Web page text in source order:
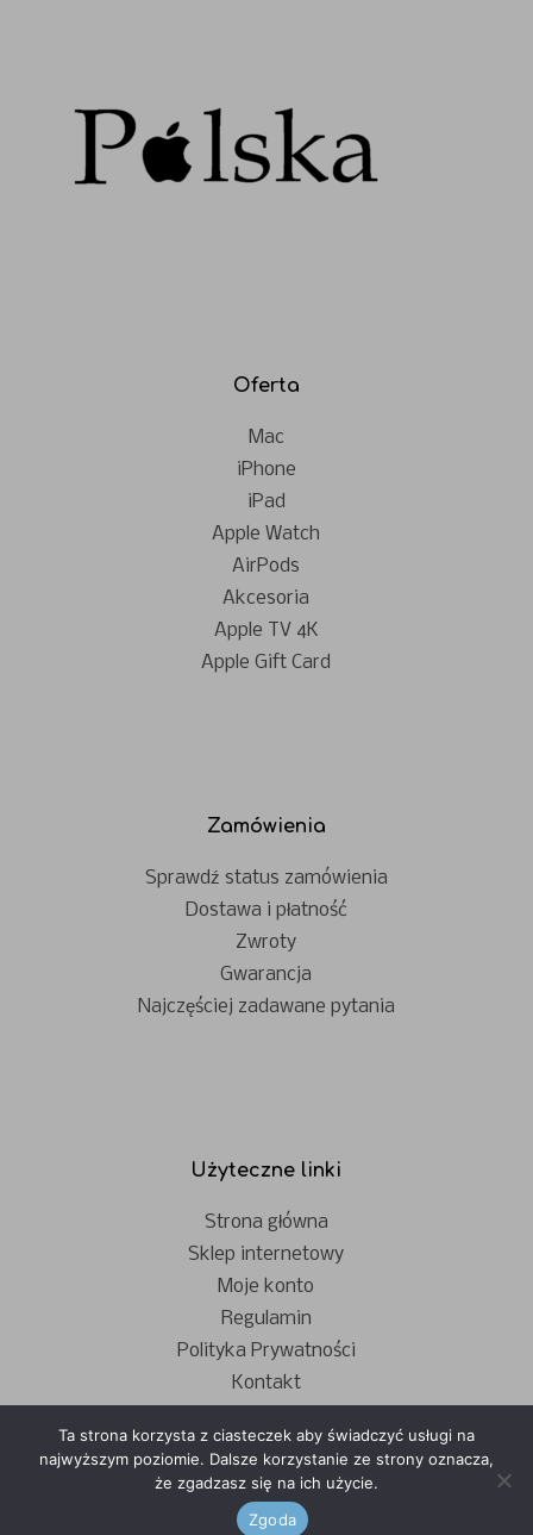
Oferta
Mac
iPhone
iPad
Apple Watch
AirPods
Akcesoria
Apple TV 4K
Apple Gift Card
Zamówienia
Sprawdź status zamówienia
Dostawa i płatność
Zwroty
Gwarancja
Najczęściej zadawane pytania
Użyteczne linki
Strona główna
Sklep internetowy
Moje konto
Regulamin
Polityka Prywatności
Kontakt
- © Copyright - Apple Polska 2023 -
Ta strona korzysta z ciasteczek aby świadczyć usługi na
najwyższym poziomie. Dalsze korzystanie ze strony oznacza,
że zgadzasz się na ich użycie.
Zgoda